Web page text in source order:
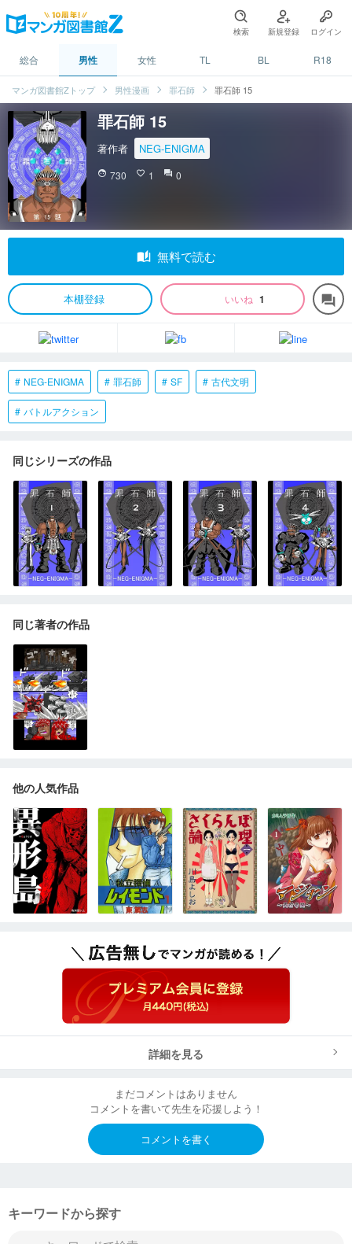
検索 新規登録 ログイン
総合 男性 女性 TL BL R18
マンガ図書館Zトップ 男性漫画 罪石師 罪石師 15
罪石師 15
著作者 NEG-ENIGMA
face 730 favorite_border 1 question_answer 0
auto_stories 無料で読む
本棚登録 いいね 1 forum
NEG-ENIGMA 罪石師 SF 古代文明
バトルアクション
同じシリーズの作品
同じ著者の作品
他の人気作品
詳細を見る
まだコメントはありません
コメントを書いて先生を応援しよう！
コメントを書く
キーワードから探す